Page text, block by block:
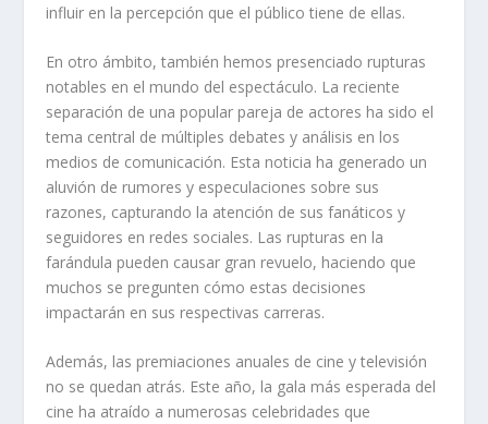
influir en la percepción que el público tiene de ellas.
En otro ámbito, también hemos presenciado rupturas
notables en el mundo del espectáculo. La reciente
separación de una popular pareja de actores ha sido el
tema central de múltiples debates y análisis en los
medios de comunicación. Esta noticia ha generado un
aluvión de rumores y especulaciones sobre sus
razones, capturando la atención de sus fanáticos y
seguidores en redes sociales. Las rupturas en la
farándula pueden causar gran revuelo, haciendo que
muchos se pregunten cómo estas decisiones
impactarán en sus respectivas carreras.
Además, las premiaciones anuales de cine y televisión
no se quedan atrás. Este año, la gala más esperada del
cine ha atraído a numerosas celebridades que